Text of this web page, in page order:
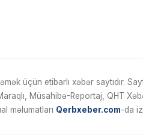
üçün etibarlı xəbər saytıdır.
Müsahibə-Reportaj, QHT
məlumatları Qerbxeber.com-da